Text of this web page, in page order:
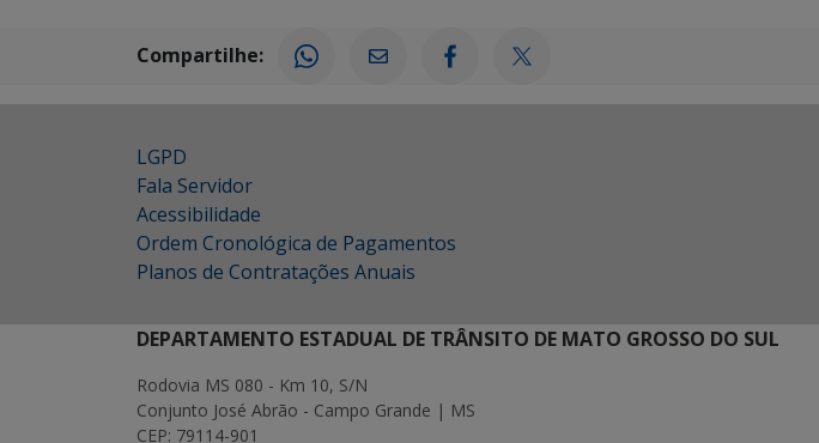
Compartilhe:
LGPD
Fala Servidor
Acessibilidade
Ordem Cronológica de Pagamentos
Planos de Contratações Anuais
DEPARTAMENTO ESTADUAL DE TRÂNSITO DE MATO GROSSO DO SUL
Rodovia MS 080 - Km 10, S/N
Conjunto José Abrão - Campo Grande | MS
CEP: 79114-901